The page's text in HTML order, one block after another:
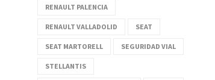
RENAULT PALENCIA
RENAULT VALLADOLID SEAT
SEAT MARTORELL SEGURIDAD VIAL
STELLANTIS